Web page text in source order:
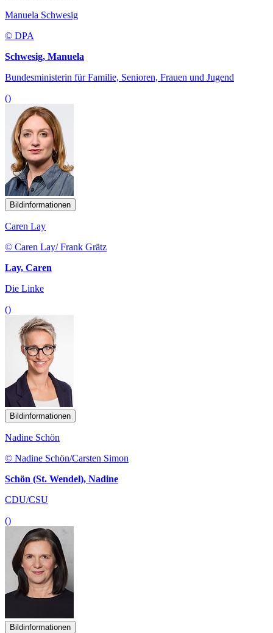
Manuela Schwesig
© DPA
Schwesig, Manuela
Bundesministerin für Familie, Senioren, Frauen und Jugend
()
Bildinformationen
Caren Lay
© Caren Lay/ Frank Grätz
Lay, Caren
Die Linke
()
Bildinformationen
Nadine Schön
© Nadine Schön/Carsten Simon
Schön (St. Wendel), Nadine
CDU/CSU
()
Bildinformationen